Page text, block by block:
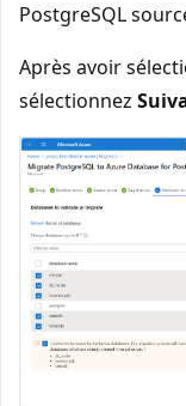
PostgreSQL
Après avoir
sélectionnez